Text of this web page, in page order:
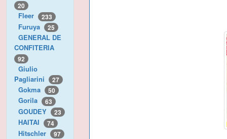
20
Fleer 233
Furuya 25
GENERAL DE
CONFITERIA
92
Giulio
Pagliarini
27
Gokma 50
Gorila 63
GOUDEY 23
HAITAI 74
Hitschler 97